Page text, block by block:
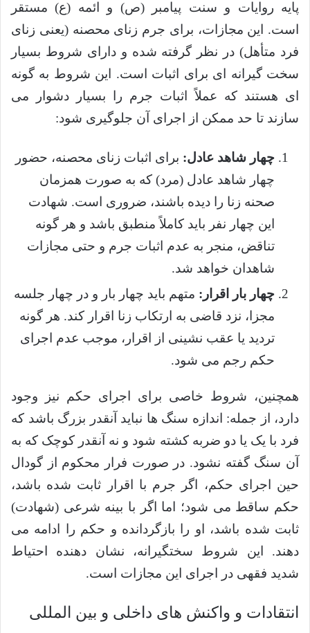
پایه روایات و سنت پیامبر (ص) و ائمه (ع) مستقر
است. این مجازات، برای جرم زنای محصنه (یعنی زنای
فرد متأهل) در نظر گرفته شده و دارای شروط بسیار
سخت گیرانه ای برای اثبات است. این شروط به گونه
ای هستند که عملاً اثبات جرم را بسیار دشوار می
سازند تا حد ممکن از اجرای آن جلوگیری شود:
چهار شاهد عادل: برای اثبات زنای محصنه، حضور
چهار شاهد عادل (مرد) که به صورت همزمان
صحنه زنا را دیده باشند، ضروری است. شهادت
این چهار نفر باید کاملاً منطبق باشد و هر گونه
تناقض، منجر به عدم اثبات جرم و حتی مجازات
شاهدان خواهد شد.
چهار بار اقرار: متهم باید چهار بار و در چهار جلسه
مجزا، نزد قاضی به ارتکاب زنا اقرار کند. هر گونه
تردید یا عقب نشینی از اقرار، موجب عدم اجرای
حکم رجم می شود.
همچنین، شروط خاصی برای اجرای حکم نیز وجود
دارد، از جمله: اندازه سنگ ها نباید آنقدر بزرگ باشد که
فرد با یک یا دو ضربه کشته شود و نه آنقدر کوچک که به
آن سنگ گفته نشود. در صورت فرار محکوم از گودال
حین اجرای حکم، اگر جرم با اقرار ثابت شده باشد،
حکم ساقط می شود؛ اما اگر با بینه شرعی (شهادت)
ثابت شده باشد، او را بازگردانده و حکم را ادامه می
دهند. این شروط سختگیرانه، نشان دهنده احتیاط
شدید فقهی در اجرای این مجازات است.
انتقادات و واکنش های داخلی و بین المللی